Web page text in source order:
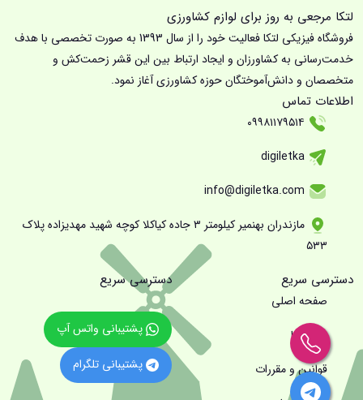
لتکا مرجعی به روز برای لوازم کشاورزی
فروشگاه فیزیکی لتکا فعالیت خود را از سال 1393 به صورت تخصصی با هدف
خدمت‌رسانی به کشاورزان و ایجاد ارتباط بین این قشر زحمت‌کش و
متخصصان و دانش‌آموختگان حوزه کشاورزی آغاز نمود.
اطلاعات تماس
مازندران بهنمیر کیلومتر ۳ جاده کیاکلا کوچه شهید مهدیزاده پلاک
۵۳۳
دسترسی سریع
صفحه اصلی
درباره ما
قوانین و مقررات
دسترسی سریع